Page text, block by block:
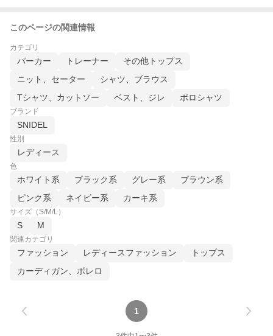
このページの関連情報
カテゴリ
パーカー トレーナー
その他トップス
ニット、セーター
シャツ、ブラウス
Tシャツ、カットソー
ベスト、ジレ ポロシャツ
ブランド
SNIDEL
性別
レディース
色
ホワイト系 ブラック系 グレー系
ブラウン系
ピンク系
ネイビー系 カーキ系
サイズ（S/M/L）
S M
関連カテゴリ
ファッション レディースファッション
トップス
カーディガン、ボレロ
1